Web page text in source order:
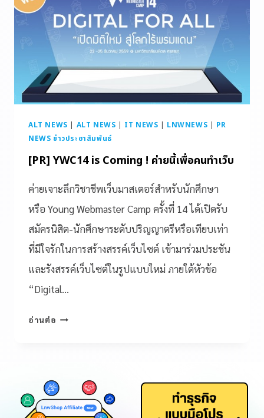
ALT NEWS | ALT NEWS | IT NEWS | LNWNEWS | PR
NEWS ข่าวประชาสัมพันธ์
[PR] YWC14 is Coming ! ค่ายนี้เพื่อคนทำเว็บ
ค่ายเจาะลึกวิชาชีพเว็บมาสเตอร์สำหรับนักศึกษา
หรือ Young Webmaster Camp ครั้งที่ 14 ได้เปิดรับ
สมัครนิสิต-นักศึกษาระดับปริญญาตรีหรือเทียบเท่า
ที่มีใจรักในการสร้างสรรค์เว็บไซต์ เข้ามาร่วมประชัน
และรังสรรค์เว็บไซต์ในรูปแบบใหม่ ภายใต้หัวข้อ
“Digital…
อ่านต่อ